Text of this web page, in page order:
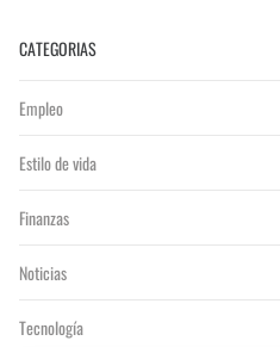
CATEGORIAS
Empleo
Estilo de vida
Finanzas
Noticias
Tecnología